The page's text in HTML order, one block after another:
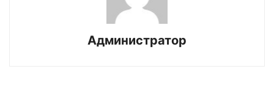
Администратор